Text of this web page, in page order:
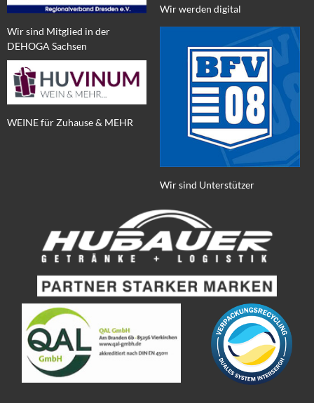
Wir sind Mitglied in der
DEHOGA Sachsen
WEINE für Zuhause & MEHR
Wir werden digital
Wir sind Unterstützer